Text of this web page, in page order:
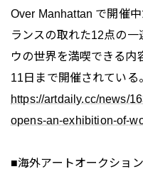
Over Manhattan で開催
ランスの取れた12点の
ウの世界を満喫できる内
11日まで開催されている
https://artdaily.cc/news/
opens-an-exhibition-of-
■海外アートオークショ